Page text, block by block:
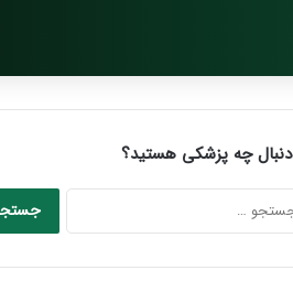
دنبال چه پزشکی هستید؟
جستجو
برای: